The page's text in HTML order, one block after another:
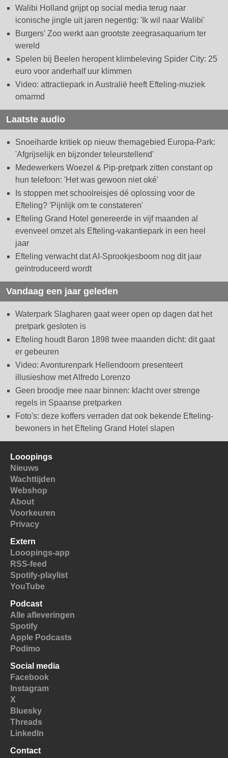
Walibi Holland grijpt op social media terug naar
iconische jingle uit jaren negentig: 'Ik wil naar Walibi'
Burgers' Zoo werkt aan grootste zeegrasaquarium ter
wereld
Spelen bij Beelen heropent klimbeleving Spider City: 25
euro voor anderhalf uur klimmen
Video: attractiepark in Australië heeft Efteling-muziek
omarmd
Laatste audio
Snoeiharde kritiek op nieuw themagebied Europa-Park:
'Afgrijselijk en bijzonder teleurstellend'
Medewerkers Woezel & Pip-pretpark zitten constant op
hun telefoon: 'Het was gewoon niet oké'
Is stoppen met schoolreisjes dé oplossing voor de
Efteling? 'Pijnlijk om te constateren'
Efteling Grand Hotel genereerde in vijf maanden al
evenveel omzet als Efteling-vakantiepark in een heel
jaar
Efteling verwacht dat AI-Sprookjesboom nog dit jaar
geïntroduceerd wordt
Vandaag een jaar geleden
Waterpark Slagharen gaat weer open op dagen dat het
pretpark gesloten is
Efteling houdt Baron 1898 twee maanden dicht: dit gaat
er gebeuren
Video: Avonturenpark Hellendoorn presenteert
illusieshow met Alfredo Lorenzo
Geen broodje mee naar binnen: klacht over strenge
regels in Spaanse pretparken
Foto's: deze koffers verraden dat ook bekende Efteling-
bewoners in het Efteling Grand Hotel slapen
Looopings
Nieuws
Wachttijden
Webshop
About
Voorkeuren
Privacy
Extern
Looopings-app
RSS-feed
Spotify-playlist
YouTube
Podcast
Alle afleveringen
Spotify
Apple Podcasts
Podimo
Social media
Facebook
Instagram
X
Bluesky
Threads
LinkedIn
Contact